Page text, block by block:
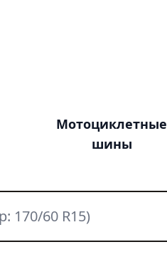
Мотоциклетные
шины